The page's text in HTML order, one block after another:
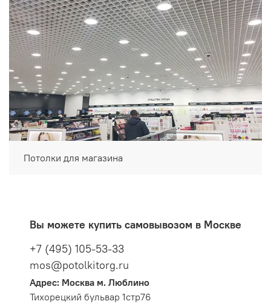
Потолки для магазина
Вы можете купить самовывозом в Москве
+7 (495) 105-53-33
mos@potolkitorg.ru
Адрес: Москва м. Люблино
Тихорецкий бульвар 1стр76